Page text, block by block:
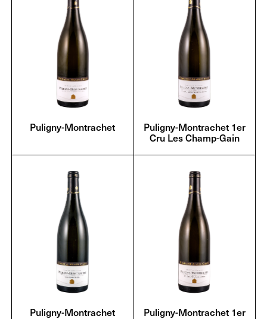
Puligny-Montrachet Puligny-Montrachet 1er
Cru Les Champ-Gain
Puligny-Montrachet Puligny-Montrachet 1er